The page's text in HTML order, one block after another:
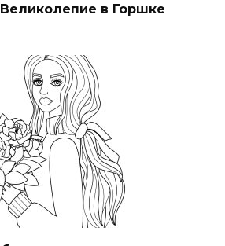
в Горшке